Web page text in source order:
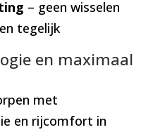
– geen wisselen
tegelijk
en maximaal
met
en rijcomfort in